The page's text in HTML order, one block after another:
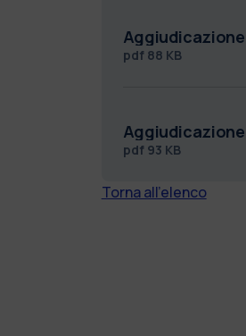
pdf 88 KB
pdf 93 KB
Torna all'elenco